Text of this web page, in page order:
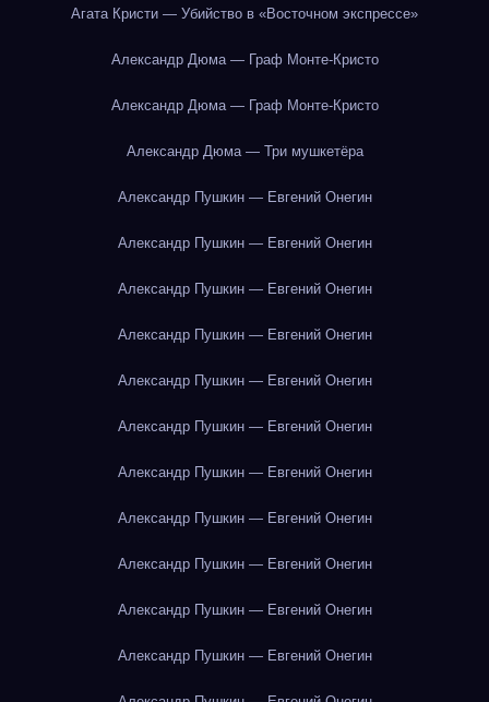
Агата Кристи — Убийство в «Восточном экспрессе»
Александр Дюма — Граф Монте-Кристо
Александр Дюма — Граф Монте-Кристо
Александр Дюма — Три мушкетёра
Александр Пушкин — Евгений Онегин
Александр Пушкин — Евгений Онегин
Александр Пушкин — Евгений Онегин
Александр Пушкин — Евгений Онегин
Александр Пушкин — Евгений Онегин
Александр Пушкин — Евгений Онегин
Александр Пушкин — Евгений Онегин
Александр Пушкин — Евгений Онегин
Александр Пушкин — Евгений Онегин
Александр Пушкин — Евгений Онегин
Александр Пушкин — Евгений Онегин